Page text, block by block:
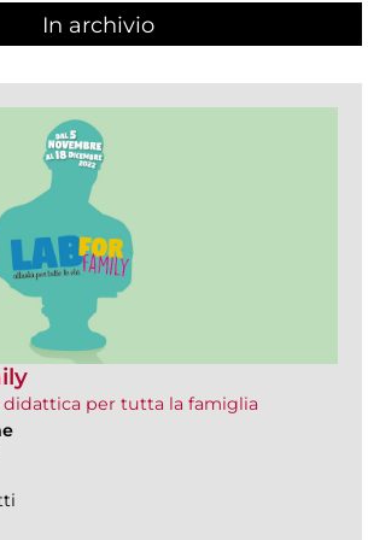
In archivio
didattica per tutta la famiglia